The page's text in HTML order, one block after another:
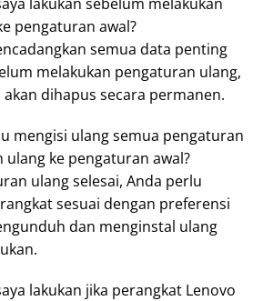
pengaturan awal?
semua data penting
melakukan pengaturan ulang,
dihapus secara permanen.
mengisi ulang semua pengaturan
ke pengaturan awal?
ulang selesai, Anda perlu
sesuai dengan preferensi
dan menginstal ulang
lakukan jika perangkat Lenovo